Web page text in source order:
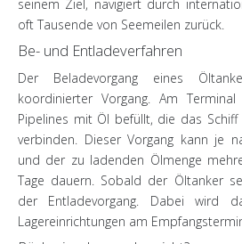
seinem Ziel, navigiert durch
oft Tausende von Seemeilen zurück.
Be- und Entladeverfahren
Der Beladevorgang eines
koordinierter Vorgang. Am
Pipelines mit Öl befüllt, die das
verbinden. Dieser Vorgang kann je
und der zu ladenden Ölmenge
Tage dauern. Sobald der Öltanker
der Entladevorgang. Dabei wird
Lagereinrichtungen am